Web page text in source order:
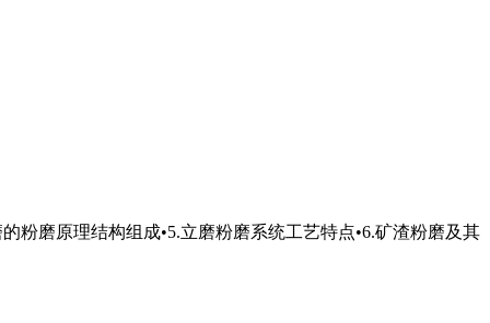
粉磨原理结构组成•5.立磨粉磨系统工艺特点•6.矿渣粉磨及其